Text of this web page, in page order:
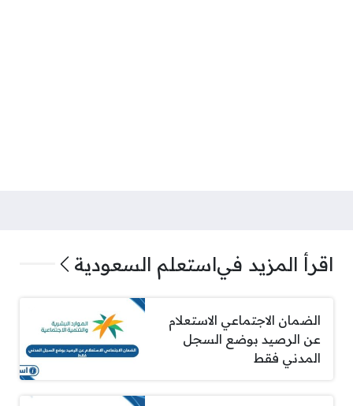
اقرأ المزيد فياستعلم السعودية
الضمان الاجتماعي الاستعلام
عن الرصيد بوضع السجل
المدني فقط